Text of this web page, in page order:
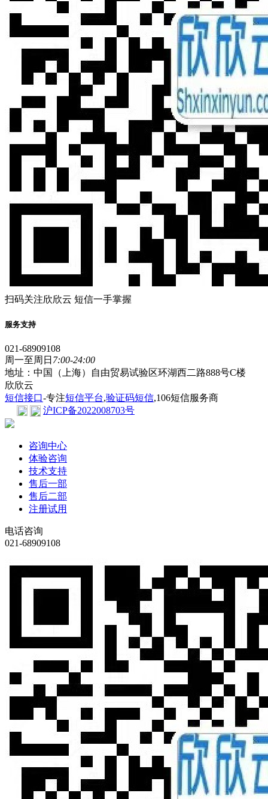
扫码关注欣欣云 短信一手掌握
服务支持
021-68909108
周一至周日 7:00-24:00
地址：中国（上海）自由贸易试验区环湖西二路888号C楼
欣欣云
短信接口-专注短信平台,验证码短信,106短信服务商
沪ICP备2022008703号
咨询中心
体验咨询
技术支持
售后一部
售后二部
注册试用
电话咨询
021-68909108